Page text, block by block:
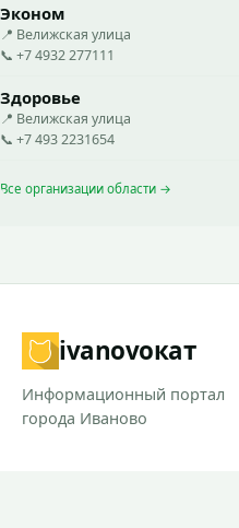
Эконом
📍 Велижская улица
📞 +7 4932 277111
Здоровье
📍 Велижская улица
📞 +7 493 2231654
Все организации области →
ivanovoкат
Информационный портал
города Иваново